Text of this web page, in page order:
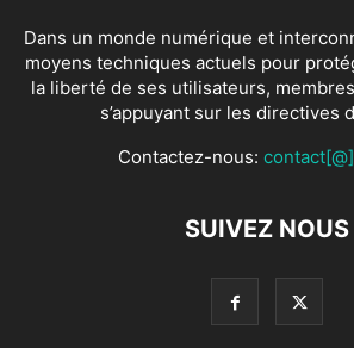
Dans un monde numérique et
moyens techniques actuels pour
la liberté de ses utilisateurs,
s’appuyant sur les directives
Contactez-nous:
SUIVEZ NOUS